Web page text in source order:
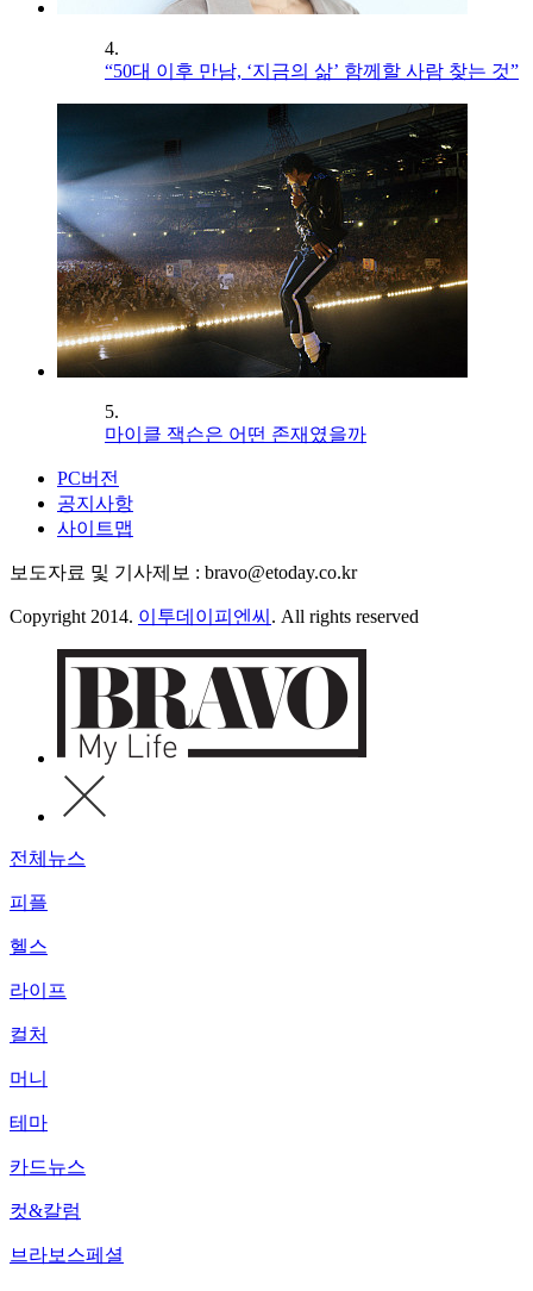
4.
“50대 이후 만남, ‘지금의 삶’ 함께할 사람 찾는 것”
5.
마이클 잭슨은 어떤 존재였을까
PC버전
공지사항
사이트맵
보도자료 및 기사제보 : bravo@etoday.co.kr
Copyright 2014. 이투데이피엔씨 . All rights reserved
전체뉴스
피플
헬스
라이프
컬처
머니
테마
카드뉴스
컷&칼럼
브라보스페셜